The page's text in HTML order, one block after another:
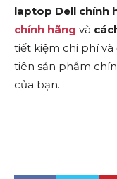
laptop Dell chính
chính hãng và
tiết kiệm chi phí và
tiên sản phẩm
của bạn.